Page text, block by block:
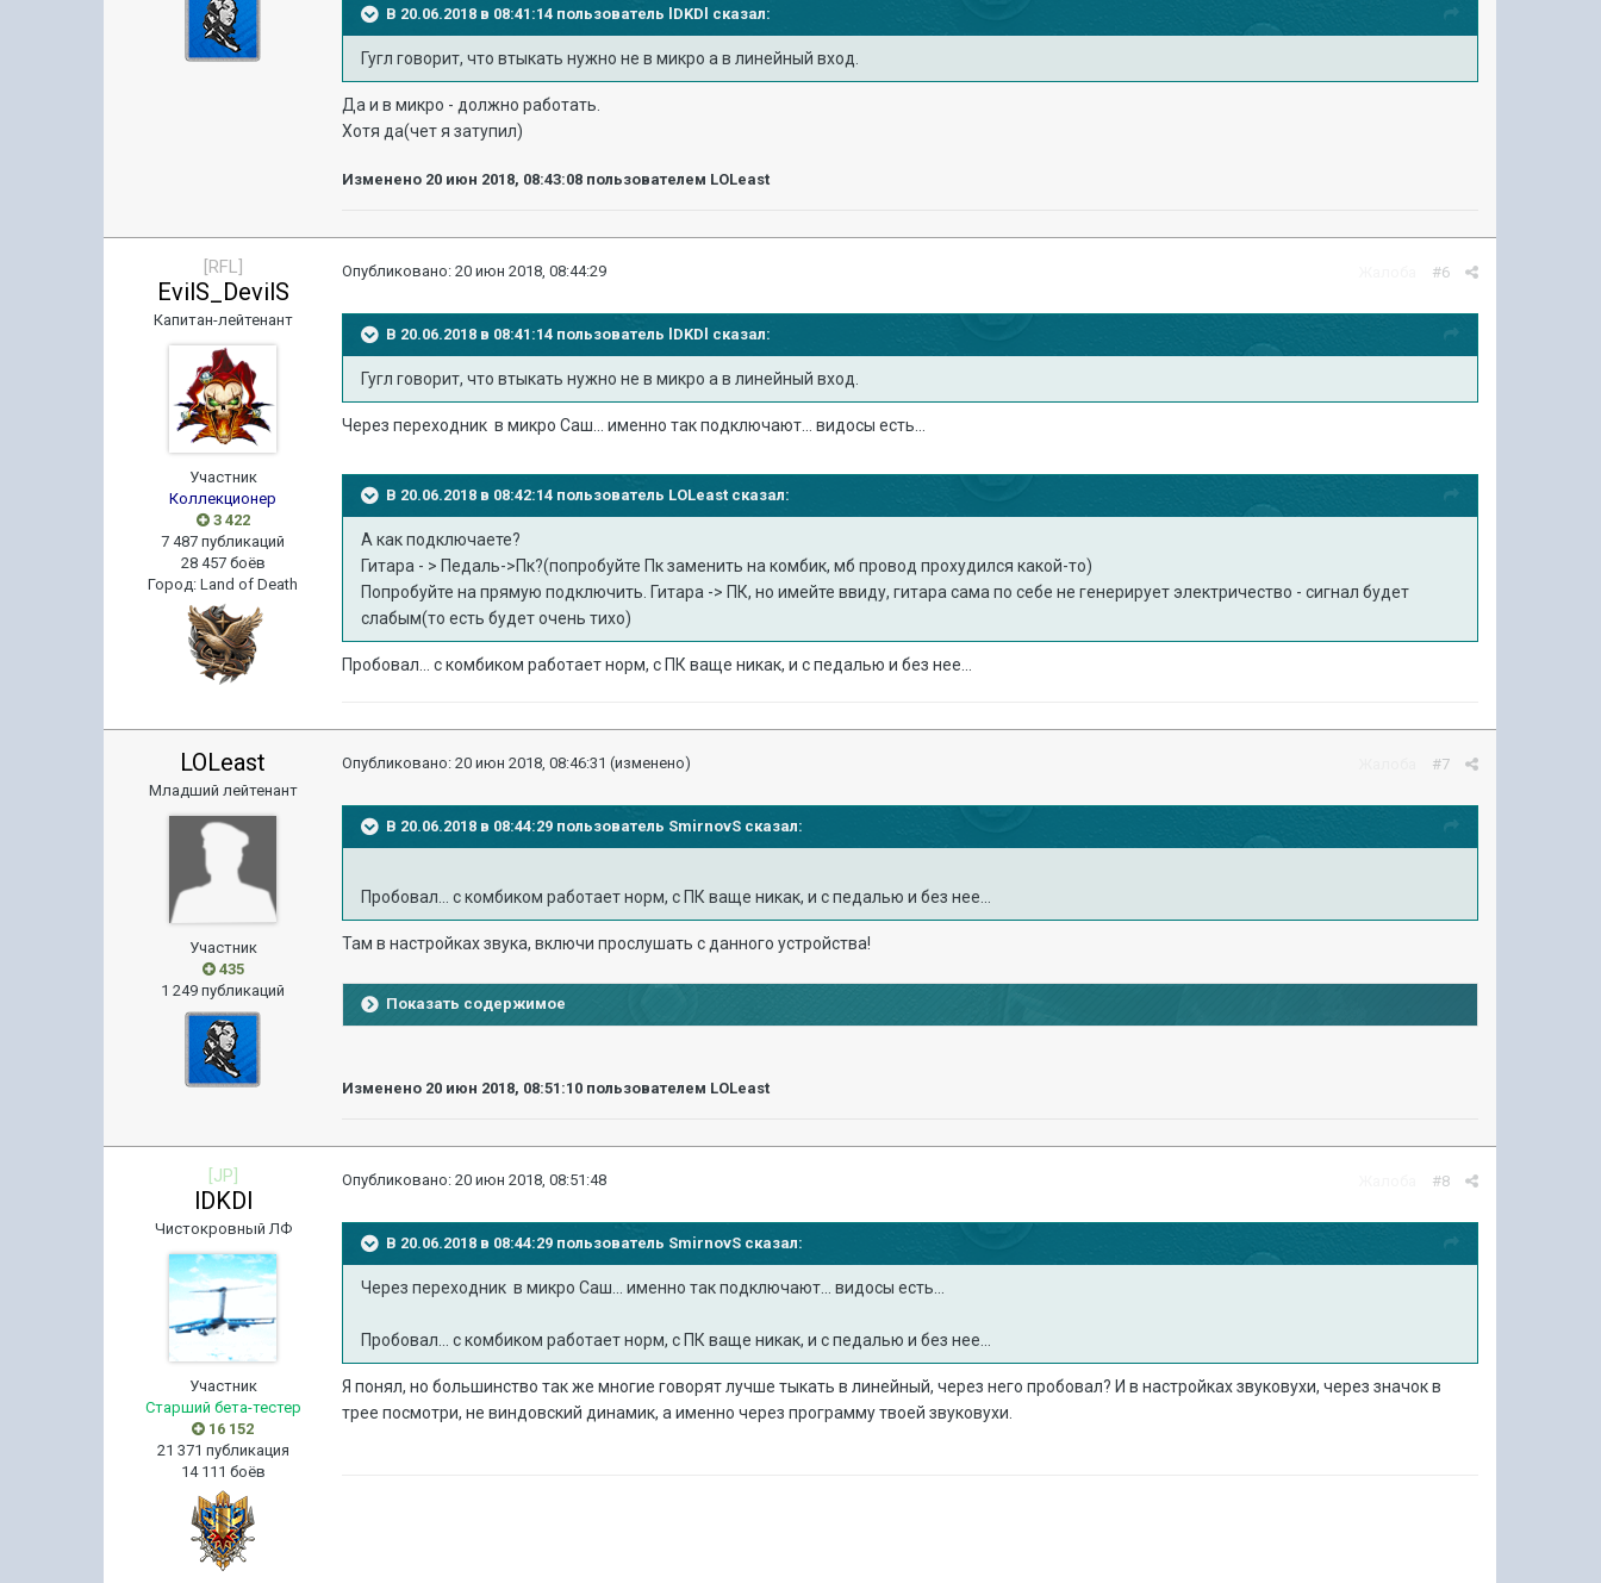
В 20.06.2018 в 08:41:14 пользователь lDKDl сказал:
Гугл говорит, что втыкать нужно не в микро а в линейный вход.
Да и в микро - должно работать.
Хотя да(чет я затупил)
Изменено 20 июн 2018, 08:43:08 пользователем LOLeast
[RFL]
EvilS_DevilS
Капитан-лейтенант
Участник
Коллекционер
3 422
7 487 публикаций
28 457 боёв
Город:Land of Death
#6
Опубликовано:20 июн 2018, 08:44:29
В 20.06.2018 в 08:41:14 пользователь lDKDl сказал:
Гугл говорит, что втыкать нужно не в микро а в линейный вход.
Через переходник в микро Саш... именно так подключают... видосы есть...
В 20.06.2018 в 08:42:14 пользователь LOLeast сказал:
А как подключаете?
Гитара - > Педаль->Пк?(попробуйте Пк заменить на комбик, мб провод прохудился какой-то)
Попробуйте на прямую подключить. Гитара -> ПК, но имейте ввиду, гитара сама по себе не генерирует электричество - сигнал будет
слабым(то есть будет очень тихо)
Пробовал... с комбиком работает норм, с ПК ваще никак, и с педалью и без нее...
LOLeast
Младший лейтенант
Участник
435
1 249 публикаций
#7
Опубликовано:20 июн 2018, 08:46:31 (изменено)
В 20.06.2018 в 08:44:29 пользователь SmirnovS сказал:
Пробовал... с комбиком работает норм, с ПК ваще никак, и с педалью и без нее...
Там в настройках звука, включи прослушать с данного устройства!
Показать содержимое
Изменено 20 июн 2018, 08:51:10 пользователем LOLeast
[JP]
lDKDl
Чистокровный ЛФ
Участник
Старший бета-тестер
16 152
21 371 публикация
14 111 боёв
#8
Опубликовано:20 июн 2018, 08:51:48
В 20.06.2018 в 08:44:29 пользователь SmirnovS сказал:
Через переходник в микро Саш... именно так подключают... видосы есть...
Пробовал... с комбиком работает норм, с ПК ваще никак, и с педалью и без нее...
Я понял, но большинство так же многие говорят лучше тыкать в линейный, через него пробовал? И в настройках звуковухи, через значок в
трее посмотри, не виндовский динамик, а именно через программу твоей звуковухи.